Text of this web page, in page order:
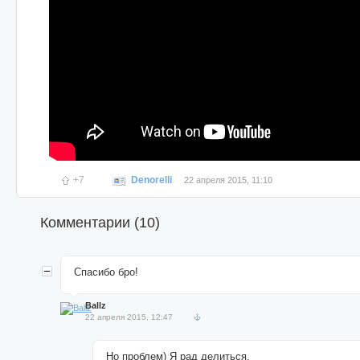
+7 Denorelli 22 апреля 2015, 11:10
Комментарии (10)
Спасибо бро!
Ballz
22 апреля 2015, 12:47
Но проблем) Я рад делиться.